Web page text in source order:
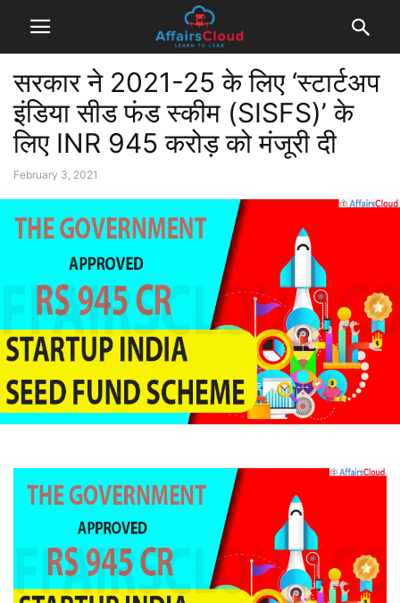
सरकार ने 2021-25 के लिए ‘स्टार्टअप
इंडिया सीड फंड स्कीम (SISFS)’ के
लिए INR 945 करोड़ को मंजूरी दी
February 3, 2021